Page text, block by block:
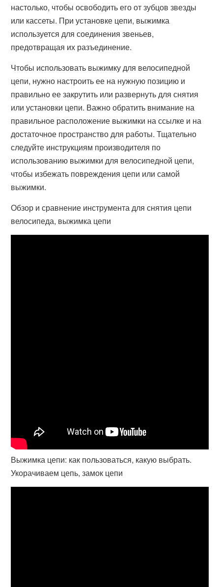
настолько, чтобы освободить его от зубцов звезды
или кассеты. При установке цепи, выжимка
используется для соединения звеньев,
предотвращая их разъединение.
Чтобы использовать выжимку для велосипедной
цепи, нужно настроить ее на нужную позицию и
правильно ее закрутить или развернуть для снятия
или установки цепи. Важно обратить внимание на
правильное расположение выжимки на ссылке и на
достаточное пространство для работы. Тщательно
следуйте инструкциям производителя по
использованию выжимки для велосипедной цепи,
чтобы избежать повреждения цепи или самой
выжимки.
Обзор и сравнение инструмента для снятия цепи
велосипеда, выжимка цепи
Выжимка цепи: как пользоваться, какую выбрать.
Укорачиваем цепь, замок цепи